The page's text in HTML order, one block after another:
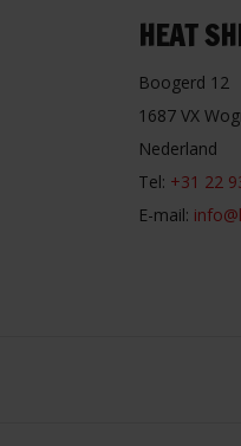
HEAT
Boogerd 12
1687 VX
Nederland
Tel: +31 22
E-mail: